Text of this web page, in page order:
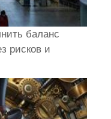
баланс
рисков и